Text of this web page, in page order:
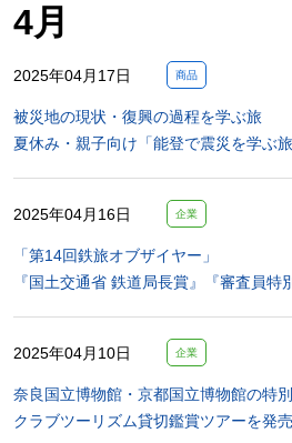
4月
2025年04月17日 商品
被災地の現状・復興の過程を学ぶ旅
夏休み・親子向け「能登で震災を学ぶ
2025年04月16日 企業
「第14回鉄旅オブザイヤー」
『国土交通省 鉄道局長賞』『審査員特
2025年04月10日 企業
奈良国立博物館・京都国立博物館の特
クラブツーリズム貸切鑑賞ツアーを発売